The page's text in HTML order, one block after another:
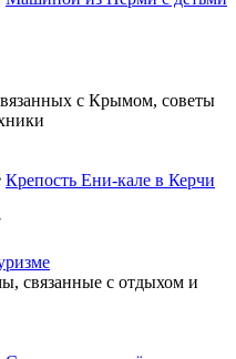
с Крымом, советы
Крепость Ени-кале в Керчи
связанные с отдыхом и